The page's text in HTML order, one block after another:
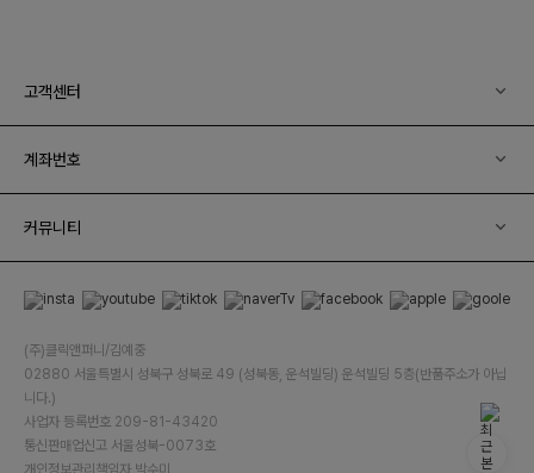
고객센터
계좌번호
커뮤니티
(주)클릭앤퍼니/김예중
02880 서울특별시 성북구 성북로 49 (성북동, 운석빌딩) 운석빌딩 5층(반품주소가 아닙
니다.)
사업자 등록번호 209-81-43420
통신판매업신고 서울성북-0073호
개인정보관리책임자 박수미